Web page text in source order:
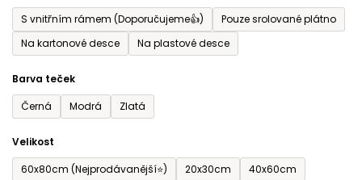
S vnitřním rámem (Doporučujeme👍)
Pouze srolované plátno
Na kartonové desce
Na plastové desce
Barva teček
Černá
Modrá Zlatá
Velikost
60x80cm (Nejprodávanější⭐)
20x30cm
40x60cm